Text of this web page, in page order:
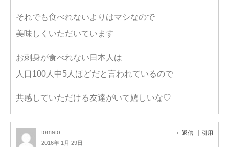
それでも食べれないよりはマシなので
美味しくいただいています
お刺身が食べれない日本人は
人口100人中5人ほどだと言われているので
共感していただける友達がいて嬉しいな♡
tomato
2016年 1月 29日
返信 引用